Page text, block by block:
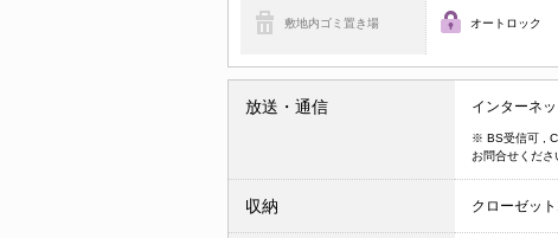
敷地内ゴミ置き場 オートロック
放送・通信 インターネ
※ BS受信可 ,
お問合せくださ
収納 クローゼッ